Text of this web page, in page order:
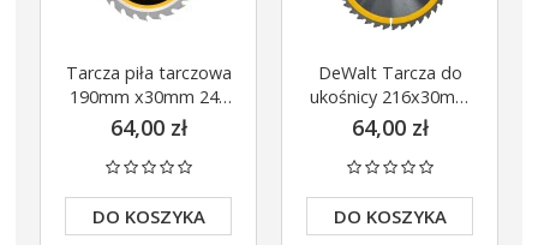
Tarcza piła tarczowa
190mm x30mm 24z
DeWalt DT99562
64,00 zł
DO KOSZYKA
DeWalt Tarcza do
ukośnicy 216x30mm
40z DT1953
64,00 zł
DO KOSZYKA